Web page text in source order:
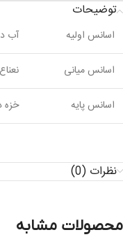
توضیحات
اسانس اولیه آب
اسانس میانی
اسانس پایه خزه
نظرات (0)
محصولات مشابه